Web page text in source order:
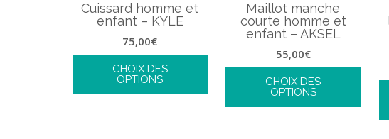
Cuissard homme et
enfant – KYLE
75,00€
CHOIX DES
OPTIONS
Maillot manche
courte homme et
enfant – AKSEL
55,00€
CHOIX DES
OPTIONS